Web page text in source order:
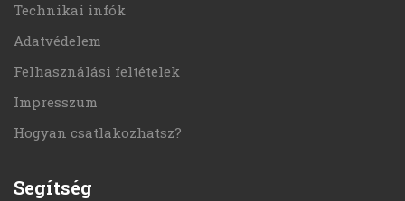
Technikai infók
Adatvédelem
Felhasználási feltételek
Impresszum
Hogyan csatlakozhatsz?
Segítség